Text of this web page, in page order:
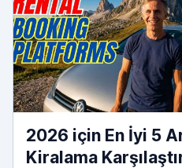
2026 için En İyi 5
Kiralama